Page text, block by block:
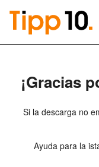
¡Gracias
Si la descarga no
Ayuda para la